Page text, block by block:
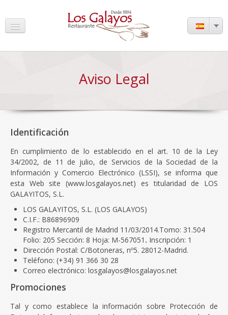
Noticias
Prensa
Contacto
Reservas
Aviso Legal
Identificación
En cumplimiento de lo establecido en el art. 10 de la Ley
34/2002, de 11 de julio, de Servicios de la Sociedad de la
Información y Comercio Electrónico (LSSI), se informa que
esta Web site (www.losgalayos.net) es titularidad de LOS
GALAYITOS, S.L.
LOS GALAYITOS, S.L. (LOS GALAYOS)
C.I.F.: B86896909
Registro Mercantil de Madrid 11/03/2014.Tomo: 31.504
Folio: 205 Sección: 8 Hoja: M-567051 . Inscripción: 1
Dirección Postal: C/Botoneras, nº5. 28012-Madrid.
Teléfono: (+34) 91 366 30 28
Correo electrónico: losgalayos@losgalayos.net
Promociones
Tal y como establece la información sobre Protección de